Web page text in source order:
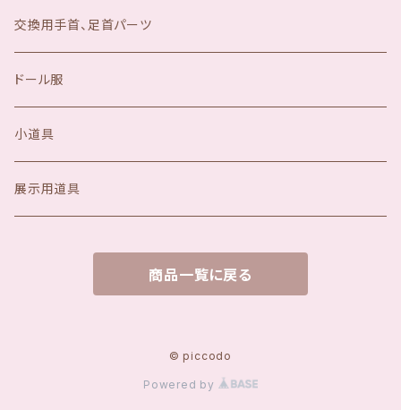
交換用手首、足首パーツ
ドール服
小道具
展示用道具
商品一覧に戻る
© piccodo
Powered by